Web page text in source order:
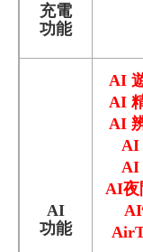
充電
功能
AI
功能
AI
AI
AI
AI
AI
AI夜